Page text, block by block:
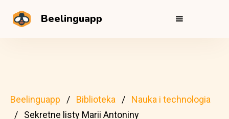
Beelinguapp
Beelinguapp Biblioteka
Nauka i technologia
Sekretne listy Marii Antoniny